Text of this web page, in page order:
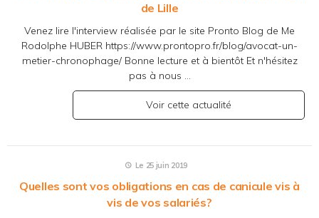
phone
de Lille
Venez lire l'interview réalisée par le site Pronto Blog de Me
Rodolphe HUBER https://www.prontopro.fr/blog/avocat-un-
metier-chronophage/ Bonne lecture et à bientôt Et n'hésitez
pas à nous ...
Voir cette actualité
Le 25 juin 2019
Quelles sont vos obligations en cas de canicule vis à
vis de vos salariés?